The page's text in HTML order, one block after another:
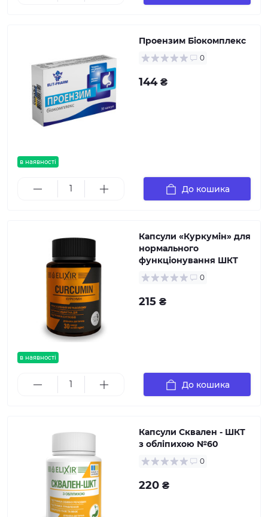
в наявності
Проензим Біокомплекс
0
144 ₴
До кошика
в наявності
Капсули «Куркумін» для
нормального
функціонування ШКТ
0
215 ₴
До кошика
Капсули Сквален - ШКТ
з обліпихою №60
0
220 ₴